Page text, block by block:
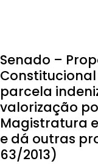
Senado –
parcela
valorização
Magistratura
e dá outras
63/2013)